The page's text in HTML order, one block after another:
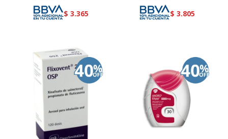
$ 3.365 $ 3.805